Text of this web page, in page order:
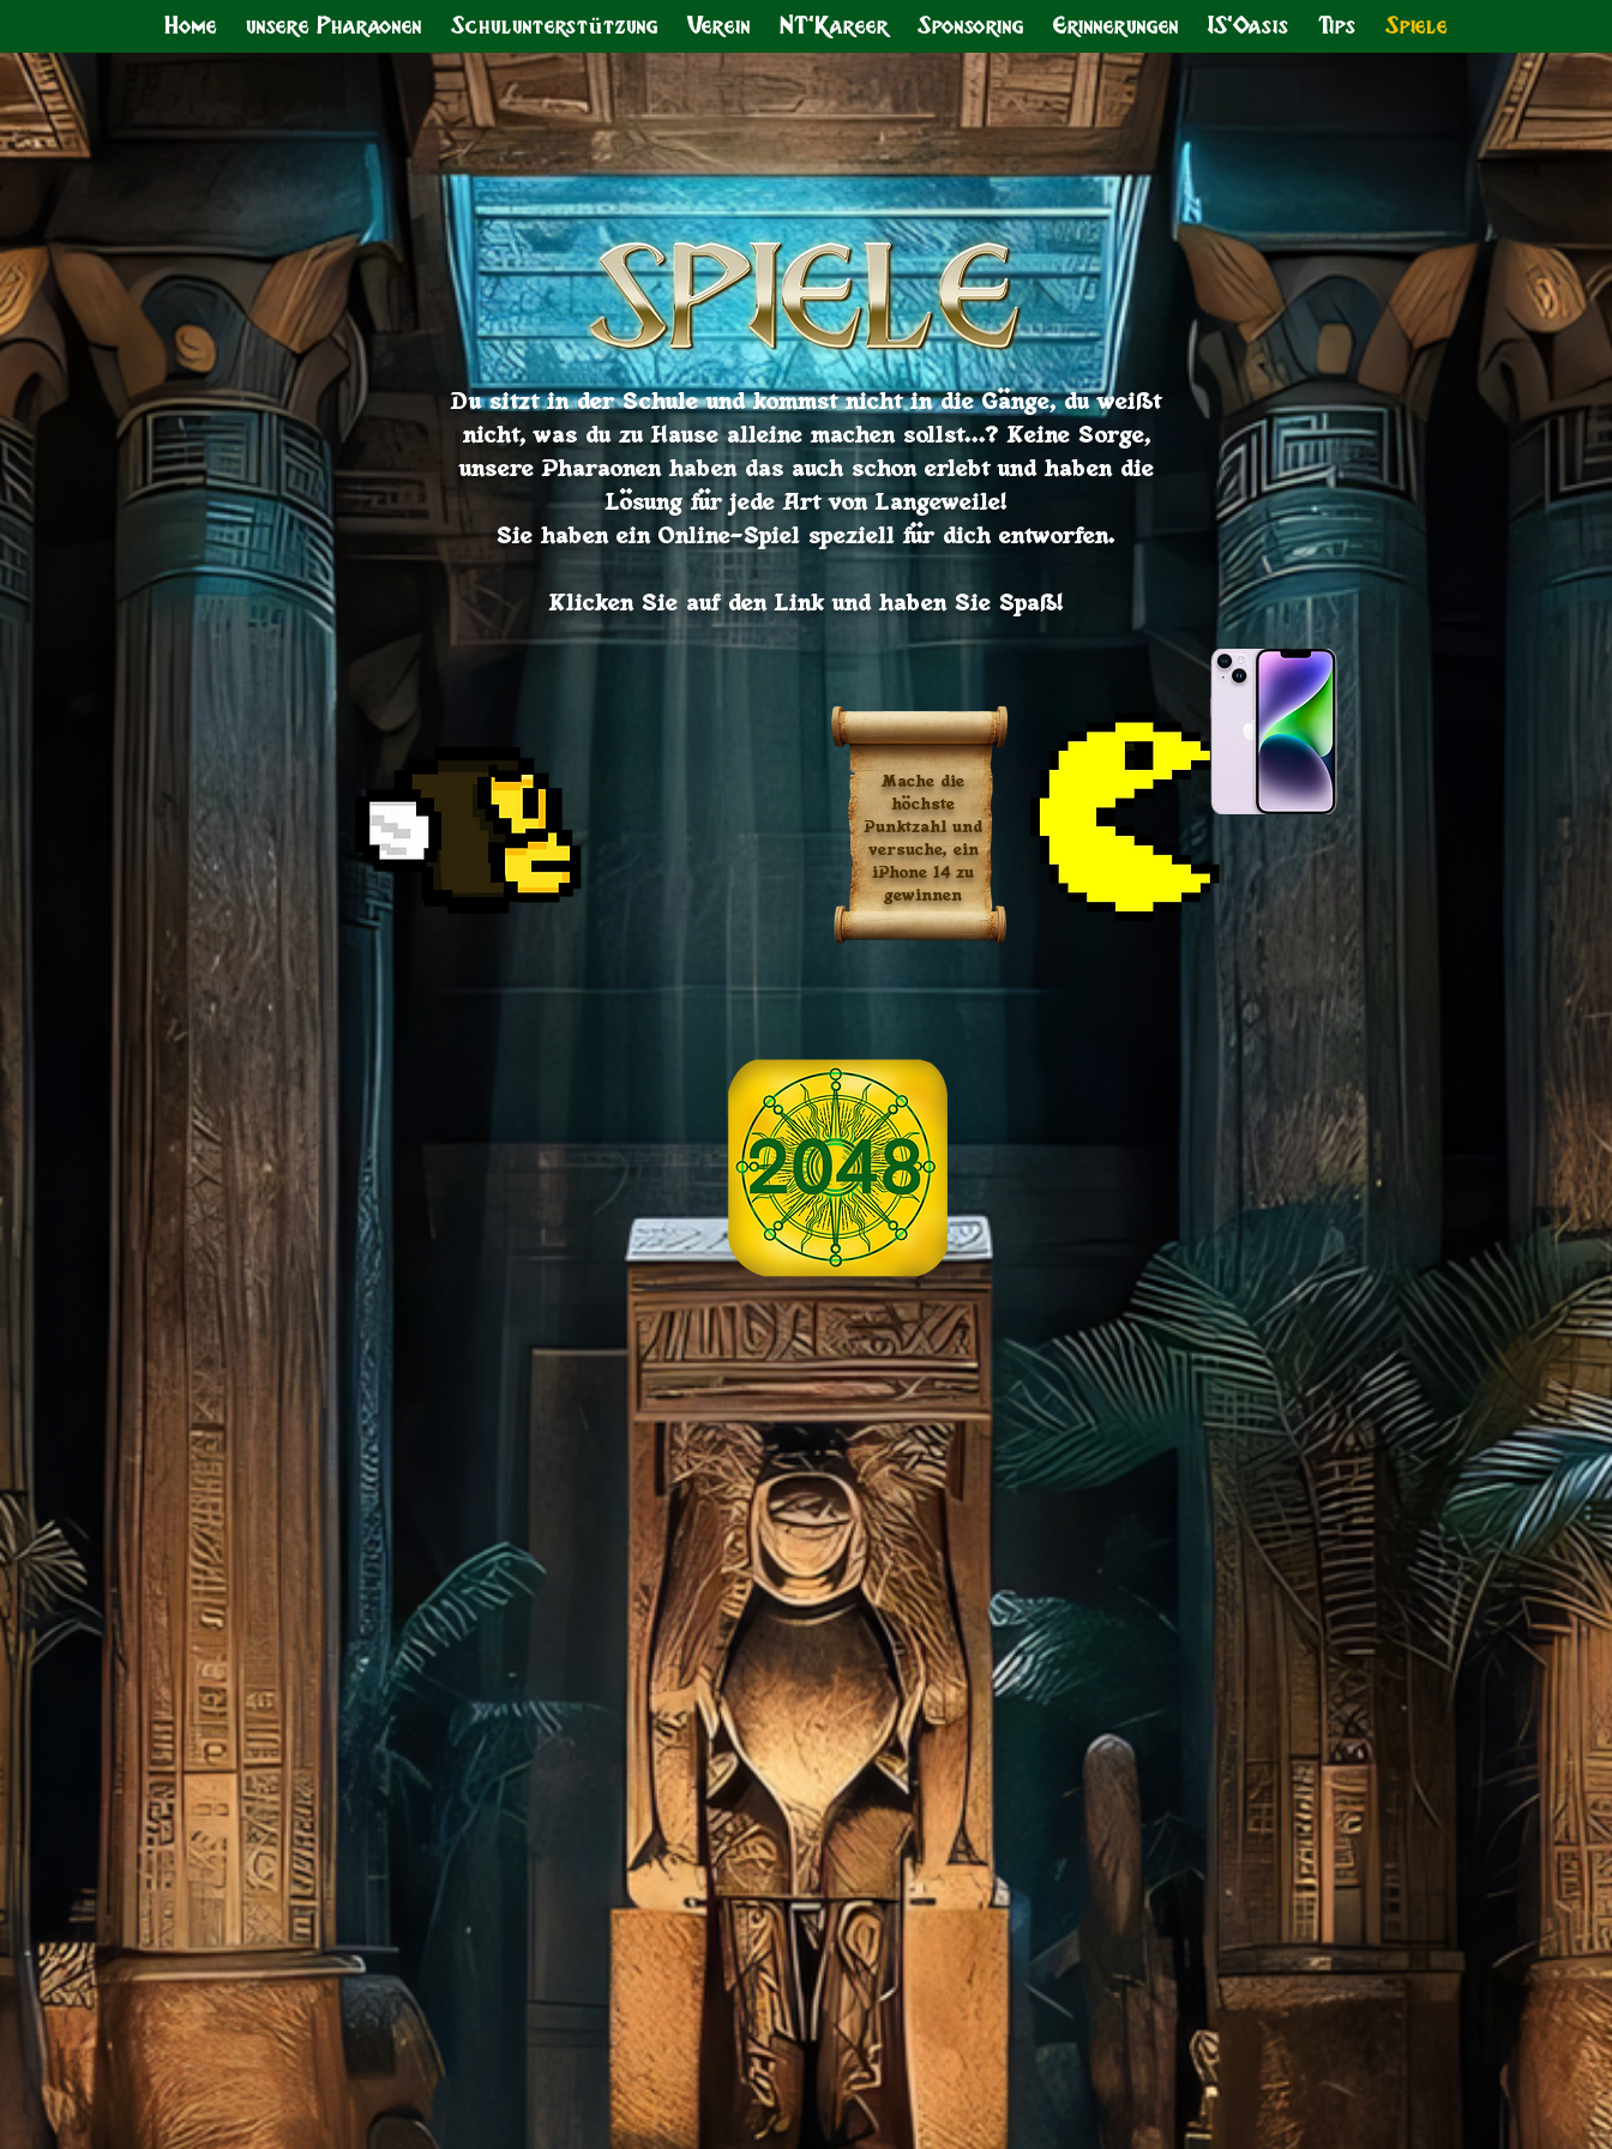
Home unsere Pharaonen Schulunterstützung Verein NT'Kareer Sponsoring Erinnerungen IS'Oasis Tips Spiele
Du sitzt in der Schule und kommst nicht in die Gänge, du weißt
nicht, was du zu Hause alleine machen sollst...? Keine Sorge,
unsere Pharaonen haben das auch schon erlebt und haben die
Lösung für jede Art von Langeweile!
Sie haben ein Online-Spiel speziell für dich entworfen.
Klicken Sie auf den Link und haben Sie Spaß!
Mache die
höchste
Punktzahl und
versuche, ein
iPhone 14 zu
gewinnen